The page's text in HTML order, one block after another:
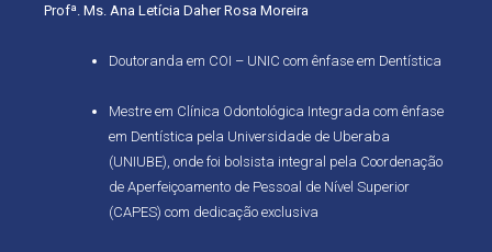
Profª. Ms. Ana Letícia Daher Rosa Moreira
Doutoranda em COI – UNIC com ênfase em Dentística
Mestre em Clínica Odontológica Integrada com ênfase
em Dentística pela Universidade de Uberaba
(UNIUBE), onde foi bolsista integral pela Coordenação
de Aperfeiçoamento de Pessoal de Nível Superior
(CAPES) com dedicação exclusiva